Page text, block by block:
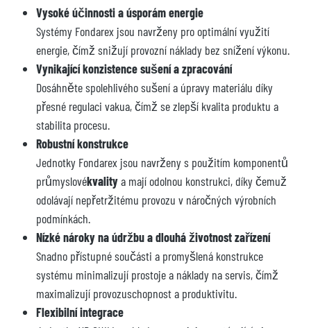
Vysoké účinnosti a úsporám energie
Systémy Fondarex jsou navrženy pro optimální využití
energie, čímž snižují provozní náklady bez snížení výkonu.
Vynikající konzistence sušení a zpracování
Dosáhněte spolehlivého sušení a úpravy materiálu díky
přesné regulaci vakua, čímž se zlepší kvalita produktu a
stabilita procesu.
Robustní konstrukce
Jednotky Fondarex jsou navrženy s použitím komponentů
průmyslovékvalitya mají odolnou konstrukci, díky čemuž
odolávají nepřetržitému provozu v náročných výrobních
podmínkách.
Nízké nároky na údržbu a dlouhá životnost zařízení
Snadno přístupné součásti a promyšlená konstrukce
systému minimalizují prostoje a náklady na servis, čímž
maximalizují provozuschopnost a produktivitu.
Flexibilní integrace